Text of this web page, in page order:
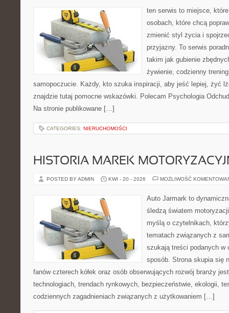
ten serwis to miejsce,
osobach, które chcą
zmienić styl życia i
przyjazny. To serwis
takim jak gubienie
żywienie, codzienny
samopoczucie. Każdy, kto szuka inspiracji, aby jeść lepiej, żyć
znajdzie tutaj pomocne wskazówki. Polecam Psychologia
Na stronie publikowane […]
CATEGORIES: NIERUCHOMOŚCI
HISTORIA MAREK
POSTED BY ADMIN KWI - 20 - 2026 MOŻLIWOŚĆ
Auto Jarmark to
śledzą światem
myślą o czytelnikach,
tematach związanych z
szukają treści podanych w
sposób. Strona skupia się
fanów czterech kółek oraz osób obserwujących rozwój branży
technologiach, trendach rynkowych, bezpieczeństwie, ekologii,
codziennych zagadnieniach związanych z użytkowaniem […]